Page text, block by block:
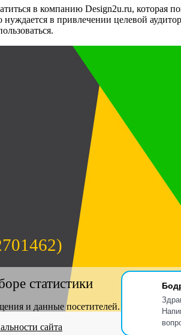
в компанию Design2u.ru, которая
в привлечении целевой
статистики
и данные посетителей.
сайта